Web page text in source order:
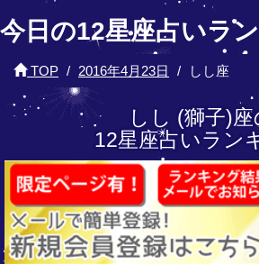
今日の12星座占いラ
TOP 2016年4月23日 しし座
しし (獅子)座
12星座占いラン